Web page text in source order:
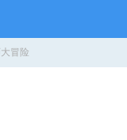
冒险